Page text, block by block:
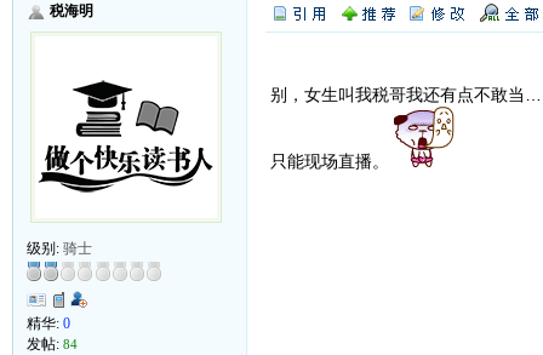
税海明
级别: 骑士
精华: 0
发帖: 84
别，女生叫我税哥我还有点不敢当
只能现场直播。